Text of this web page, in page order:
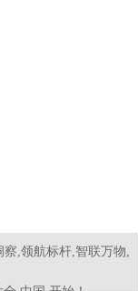
,领航标杆,智联万物,